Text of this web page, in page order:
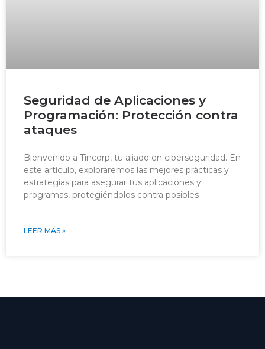
Seguridad de Aplicaciones y
Programación: Protección contra
ataques
Bienvenido a Tincorp, tu aliado en ciberseguridad. En
este artículo, exploraremos las mejores prácticas y
estrategias para asegurar tus aplicaciones y
programas, protegiéndolos contra posibles
LEER MÁS »